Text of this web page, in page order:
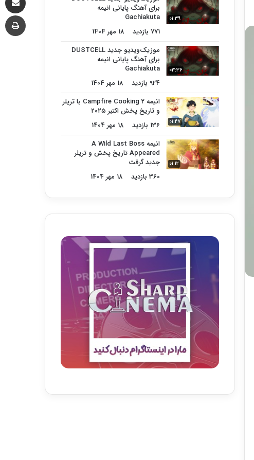
01:39
برای آهنگ پایانی انیمه
Gachiakuta
771 بازدید
18 مهر 1404
03:36
موزیک‌ویدیو جدید DUSTCELL
برای آهنگ پایانی انیمه
Gachiakuta
924 بازدید
18 مهر 1404
01:47
انیمه Campfire Cooking 2 با تریلر
و تاریخ پخش اکتبر ۲۰۲۵
136 بازدید
18 مهر 1404
01:12
انیمه A Wild Last Boss
Appeared تاریخ پخش و تریلر
جدید گرفت
360 بازدید
18 مهر 1404